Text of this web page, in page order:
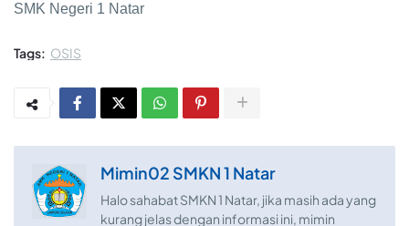
SMK Negeri 1 Natar
Tags: OSIS
Mimin02 SMKN 1 Natar
Halo sahabat SMKN 1 Natar, jika masih ada yang
kurang jelas dengan informasi ini, mimin